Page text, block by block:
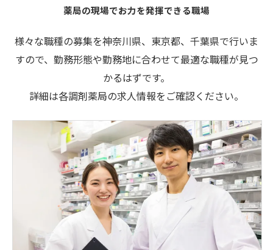
薬局の現場でお力を発揮できる職場
様々な職種の募集を神奈川県、東京都、千葉県で行いま
すので、勤務形態や勤務地に合わせて最適な職種が見つ
かるはずです。
詳細は各調剤薬局の求人情報をご確認ください。